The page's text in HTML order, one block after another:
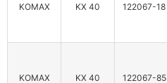
KOMAX KX 40 122067-18
KOMAX KX 40 122067-85